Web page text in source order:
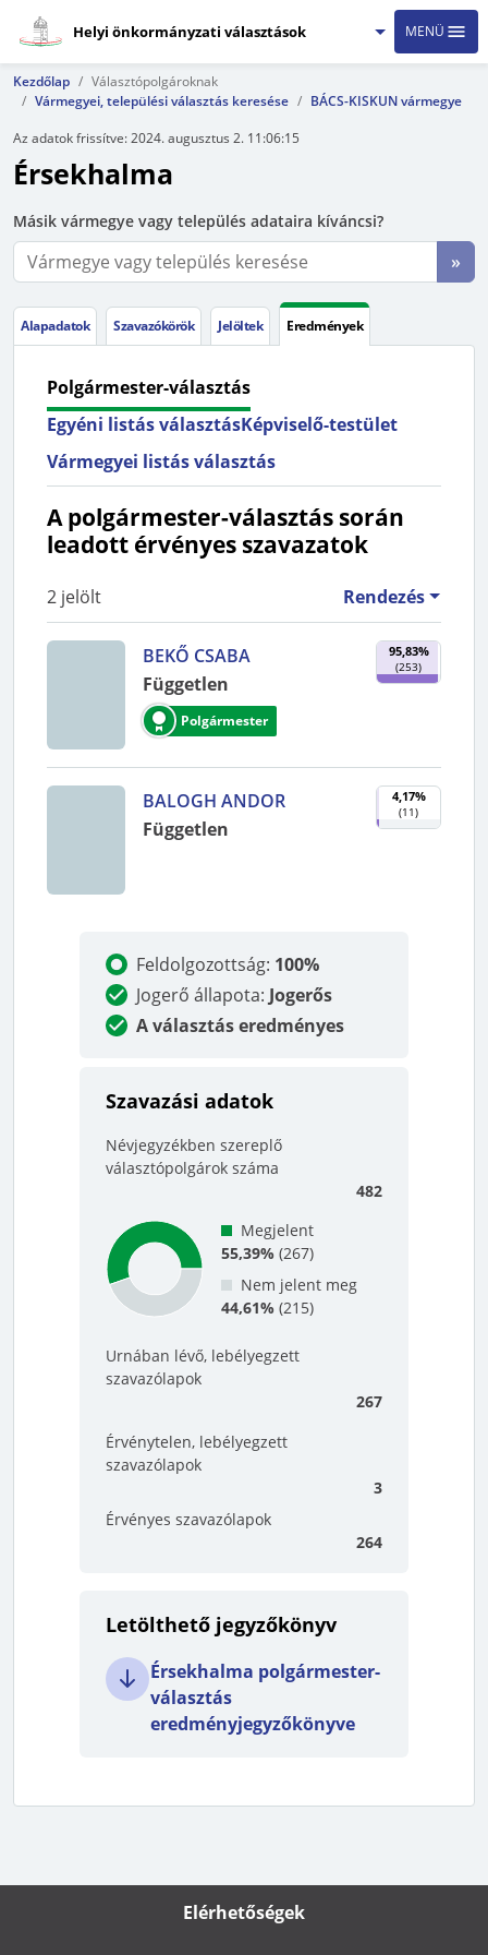
Helyi önkormányzati választások MENÜ
Kezdőlap
Választópolgároknak
Vármegyei, települési választás keresése
BÁCS-KISKUN vármegye
Az adatok frissítve:2024. augusztus 2. 11:06:15
Érsekhalma
Másik vármegye vagy település adataira kíváncsi?
»
Alapadatok Szavazókörök Jelöltek Eredmények
Polgármester-választás
Egyéni listás választásKépviselő-testület
Vármegyei listás választás
A polgármester-választás során
leadott érvényes szavazatok
2 jelölt Rendezés
BEKŐ CSABA
Független
Polgármester
95,83%
(253)
BALOGH ANDOR
Független
4,17%
(11)
Feldolgozottság: 100%
Jogerő állapota: Jogerős
A választás eredményes
Szavazási adatok
Névjegyzékben szereplő
választópolgárok száma
482
Megjelent
55,39% (267)
Nem jelent meg
44,61% (215)
Urnában lévő, lebélyegzett
szavazólapok
267
Érvénytelen, lebélyegzett
szavazólapok
3
Érvényes szavazólapok
264
Letölthető jegyzőkönyv
Érsekhalma polgármester-
választás
eredményjegyzőkönyve
Elérhetőségek